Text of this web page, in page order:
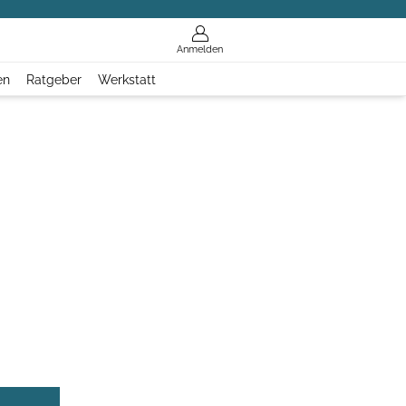
Anmelden
Ratgeber Werkstatt